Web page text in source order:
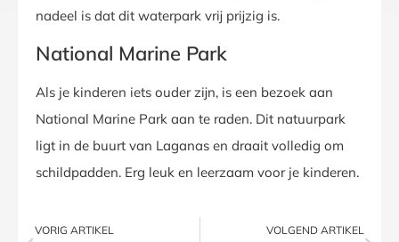
nadeel is dat dit waterpark vrij prijzig is.
National Marine Park
Als je kinderen iets ouder zijn, is een bezoek aan
National Marine Park aan te raden. Dit natuurpark
ligt in de buurt van Laganas en draait volledig om
schildpadden. Erg leuk en leerzaam voor je kinderen.
VORIG ARTIKEL VOLGEND ARTIKEL